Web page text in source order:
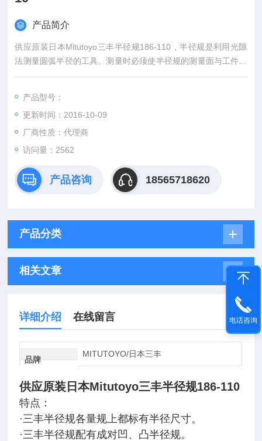
产品简介
供应原装日本Mitutoyo三丰半径规186-110，半径规是利用光隙
法测量圆弧半径的工具。测量时必须使半径规的测量面与工件的
圆弧*的紧密的接触，当测量面与工件的圆弧中间没有间隙时，工
故准确度不是很高，只能作定性测量。每个量规上有五个测量
点。
产品型号：
更新时间：2016-10-09
厂商性质：代理商
访问量：2562
产品咨询 18565718620
产品分类
相关文章
详细介绍 在线留言
品牌
MITUTOYO/日本三丰
供应原装日本Mitutoyo三丰半径规186-110
特点：
·三丰半径规各量规上都标有半径尺寸。
·三丰半径规配有成对凹、凸半径规。
电话咨询